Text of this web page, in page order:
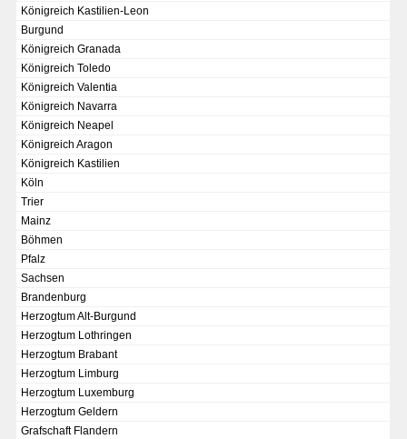
KAISER KARL V.
Wappentafel mit den Wappen Kaiser Karls V.
Königreich Kastilien-Leon
Burgund
Königreich Granada
Königreich Toledo
Königreich Valentia
Königreich Navarra
Königreich Neapel
Königreich Aragon
Königreich Kastilien
Köln
Trier
Mainz
Böhmen
Pfalz
Sachsen
Brandenburg
Herzogtum Alt-Burgund
Herzogtum Lothringen
Herzogtum Brabant
Herzogtum Limburg
Herzogtum Luxemburg
Herzogtum Geldern
Grafschaft Flandern